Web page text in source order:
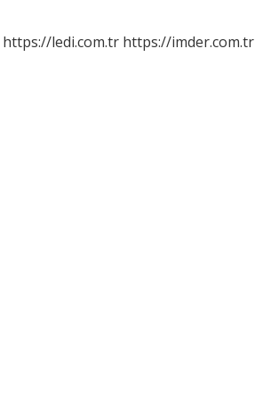
https://ledi.com.tr https://imder.com.tr